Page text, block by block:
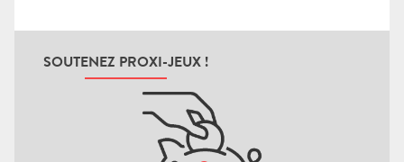
SOUTENEZ PROXI-JEUX !